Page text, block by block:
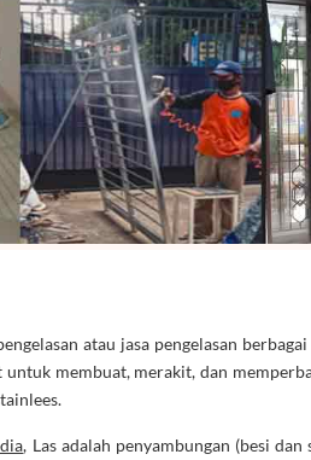
atau jasa pengelasan
membuat, merakit, dan
, Las adalah penyambungan (besi dan